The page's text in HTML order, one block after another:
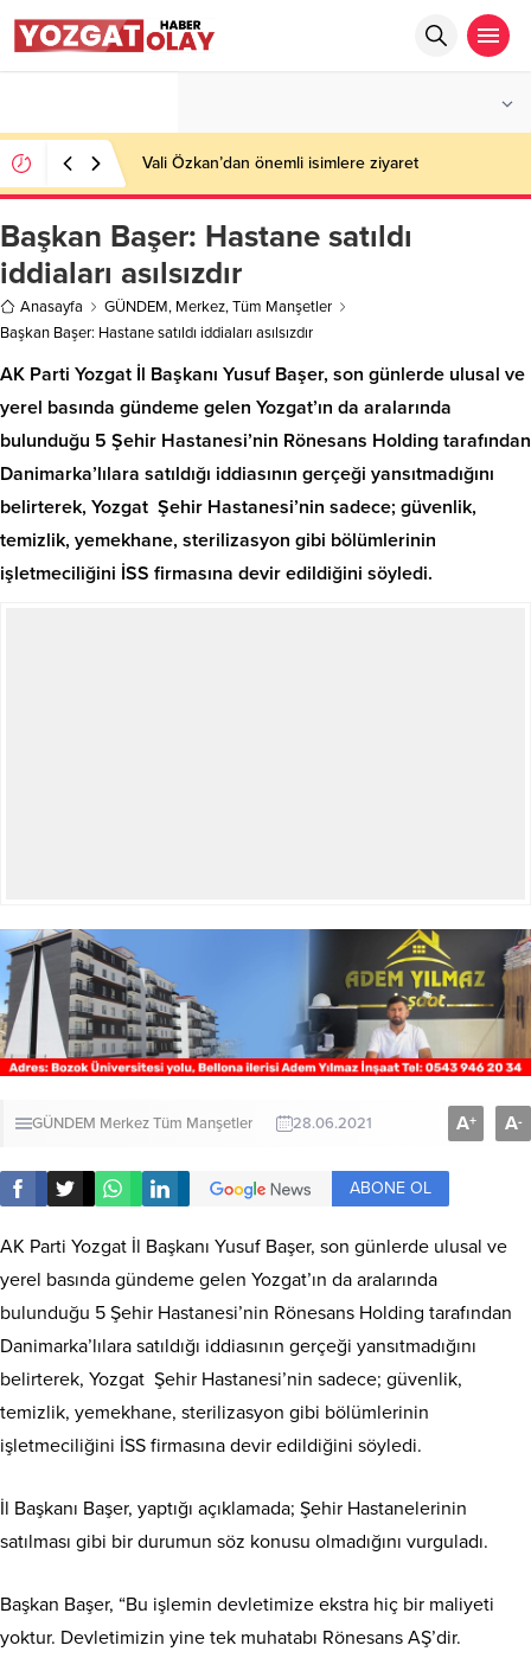
Vali Özkan’dan önemli isimlere ziyaret
Başkan Başer: Hastane satıldı
iddiaları asılsızdır
Anasayfa GÜNDEM, Merkez,Tüm Manşetler
Başkan Başer: Hastane satıldı iddiaları asılsızdır
AK Parti Yozgat İl Başkanı Yusuf Başer, son günlerde ulusal ve
yerel basında gündeme gelen Yozgat’ın da aralarında
bulunduğu 5 Şehir Hastanesi’nin Rönesans Holding tarafından
Danimarka’lılara satıldığı iddiasının gerçeği yansıtmadığını
belirterek, Yozgat Şehir Hastanesi’nin sadece; güvenlik,
temizlik, yemekhane, sterilizasyon gibi bölümlerinin
işletmeciliğini İSS firmasına devir edildiğini söyledi.
GÜNDEM MerkezTüm Manşetler 28.06.2021 A+ A-
ABONE OL
AK Parti Yozgat İl Başkanı Yusuf Başer, son günlerde ulusal ve
yerel basında gündeme gelen Yozgat’ın da aralarında
bulunduğu 5 Şehir Hastanesi’nin Rönesans Holding tarafından
Danimarka’lılara satıldığı iddiasının gerçeği yansıtmadığını
belirterek, Yozgat Şehir Hastanesi’nin sadece; güvenlik,
temizlik, yemekhane, sterilizasyon gibi bölümlerinin
işletmeciliğini İSS firmasına devir edildiğini söyledi.
İl Başkanı Başer, yaptığı açıklamada; Şehir Hastanelerinin
satılması gibi bir durumun söz konusu olmadığını vurguladı.
Başkan Başer, “Bu işlemin devletimize ekstra hiç bir maliyeti
yoktur. Devletimizin yine tek muhatabı Rönesans AŞ’dir.